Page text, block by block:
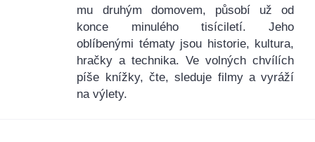
mu druhým domovem, působí už od
konce minulého tisíciletí. Jeho
oblíbenými tématy jsou historie, kultura,
hračky a technika. Ve volných chvílích
píše knížky, čte, sleduje filmy a vyráží
na výlety.